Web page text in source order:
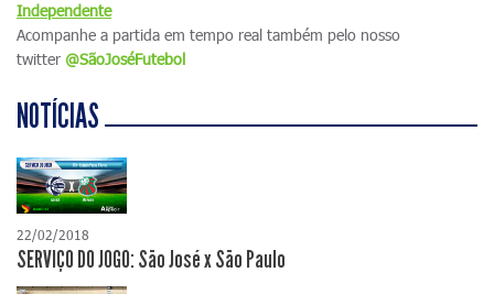
Independente
Acompanhe a partida em tempo real também pelo nosso
twitter @SãoJoséFutebol
NOTÍCIAS
22/02/2018
SERVIÇO DO JOGO: São José x São Paulo